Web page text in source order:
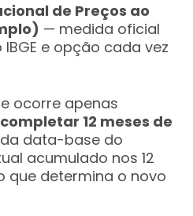
de Preços ao
— medida oficial
e opção cada vez
ocorre apenas
12 meses de
data-base do
acumulado nos 12
que determina o novo